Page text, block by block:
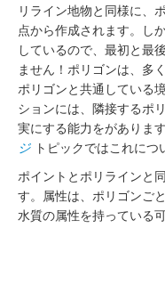
リライン地物と同様に、
点から作成されます。し
しているので、最初と最
ません！ポリゴンは、多
ポリゴンと共通している
ションには、隣接するポ
実にする能力をがありま
ジ トピックではこれにつ
ポイントとポリラインと
す。属性は、ポリゴンご
水質の属性を持っている